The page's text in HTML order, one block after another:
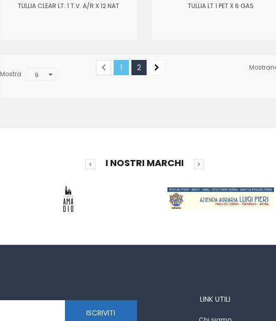
TULLIA CLEAR LT. 1 T.V. A/R X 12 NAT TULLIA LT 1 PET X 6 GAS
Mostra 9
1 2
I NOSTRI MARCHI
ISCRIVITI
LINK UTILI